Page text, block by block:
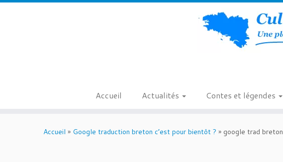
Accueil Actualités Contes et légendes
Accueil » Google traduction breton c’est pour bientôt ? » google trad breton